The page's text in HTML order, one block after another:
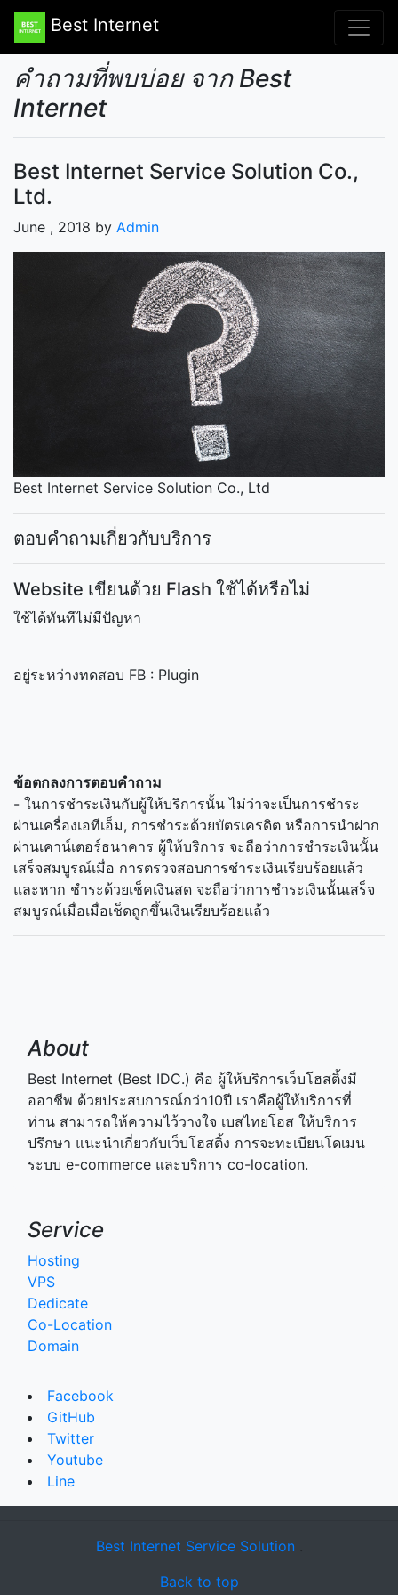
Best Internet
คำถามที่พบบ่อย จาก Best
Internet
Best Internet Service Solution Co.,
Ltd.
June , 2018 by Admin
Best Internet Service Solution Co., Ltd
ตอบคำถามเกี่ยวกับบริการ
Website เขียนด้วย Flash ใช้ได้หรือไม่
ใช้ได้ทันทีไม่มีปัญหา
อยู่ระหว่างทดสอบ FB : Plugin
ข้อตกลงการตอบคำถาม
- ในการชำระเงินกับผู้ให้บริการนั้น ไม่ว่าจะเป็นการชำระ
ผ่านเครื่องเอทีเอ็ม, การชำระด้วยบัตรเครดิต หรือการนำฝาก
ผ่านเคาน์เตอร์ธนาคาร ผู้ให้บริการ จะถือว่าการชำระเงินนั้น
เสร็จสมบูรณ์เมื่อ การตรวจสอบการชำระเงินเรียบร้อยแล้ว
และหาก ชำระด้วยเช็คเงินสด จะถือว่าการชำระเงินนั้นเสร็จ
สมบูรณ์เมื่อเมื่อเช็ดถูกขึ้นเงินเรียบร้อยแล้ว
About
Best Internet (Best IDC.) คือ ผู้ให้บริการเว็บโฮสติ้งมื
ออาชีพ ด้วยประสบการณ์กว่า10ปี เราคือผู้ให้บริการที่
ท่าน สามารถให้ความไว้วางใจ เบสไทยโฮส ให้บริการ
ปรึกษา แนะนำเกี่ยวกับเว็บโฮสติ้ง การจะทะเบียนโดเมน
ระบบ e-commerce และบริการ co-location.
Service
Hosting
VPS
Dedicate
Co-Location
Domain
Facebook
GitHub
Twitter
Youtube
Line
Best Internet Service Solution
Back to top